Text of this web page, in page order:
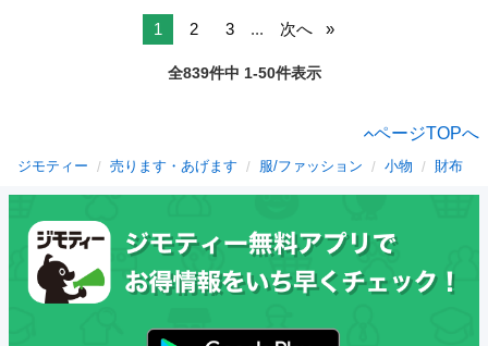
1 2 3 ... 次へ
全839件中 1-50件表示
ページTOPへ
ジモティー 売ります・あげます 服/ファッション 小物 財布